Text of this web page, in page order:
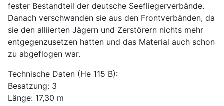
fester Bestandteil der deutsche Seefliegerverbände.
Danach verschwanden sie aus den Frontverbänden, da
sie den alliierten Jägern und Zerstörern nichts mehr
entgegenzusetzen hatten und das Material auch schon
zu abgeflogen war.
Technische Daten (He 115 B):
Besatzung: 3
Länge: 17,30 m